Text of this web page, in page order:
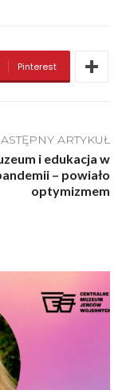
Pinterest
ARTYKUŁ
i edukacja w
– powiało
optymizmem